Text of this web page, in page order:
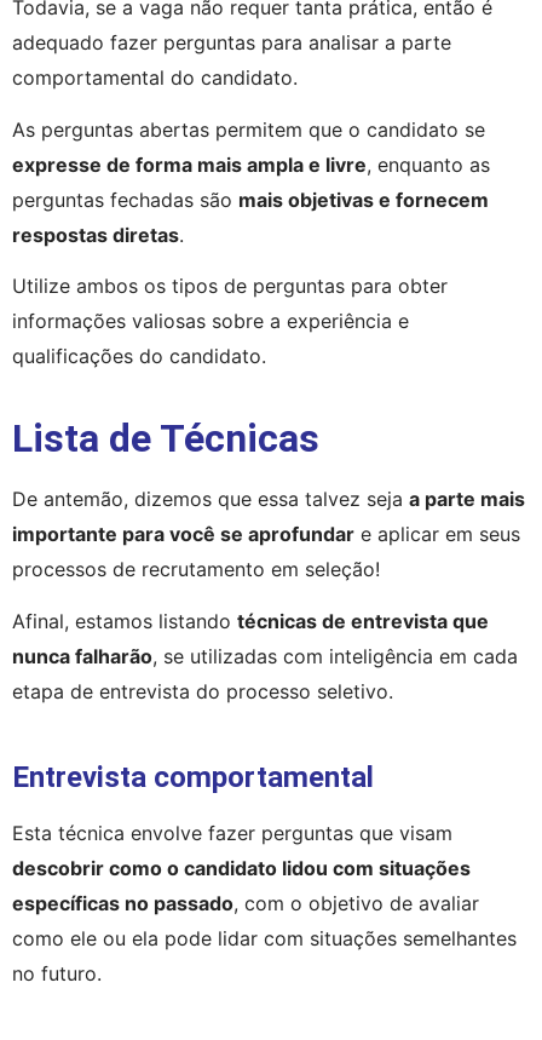
Todavia, se a vaga não requer tanta prática, então é
adequado fazer perguntas para analisar a parte
comportamental do candidato.
expresse de forma mais ampla e livre, enquanto as
perguntas fechadas são mais objetivas e fornecem
respostas diretas.
Utilize ambos os tipos de perguntas para obter
informações valiosas sobre a experiência e
qualificações do candidato.
Lista de Técnicas
De antemão, dizemos que essa talvez seja a parte mais
importante para você se aprofundar e aplicar em seus
processos de recrutamento em seleção!
Afinal, estamos listando técnicas de entrevista que
nunca falharão, se utilizadas com inteligência em cada
etapa de entrevista do processo seletivo.
Entrevista comportamental
descobrir como o candidato lidou com situações
específicas no passado, com o objetivo de avaliar
como ele ou ela pode lidar com situações semelhantes
no futuro.